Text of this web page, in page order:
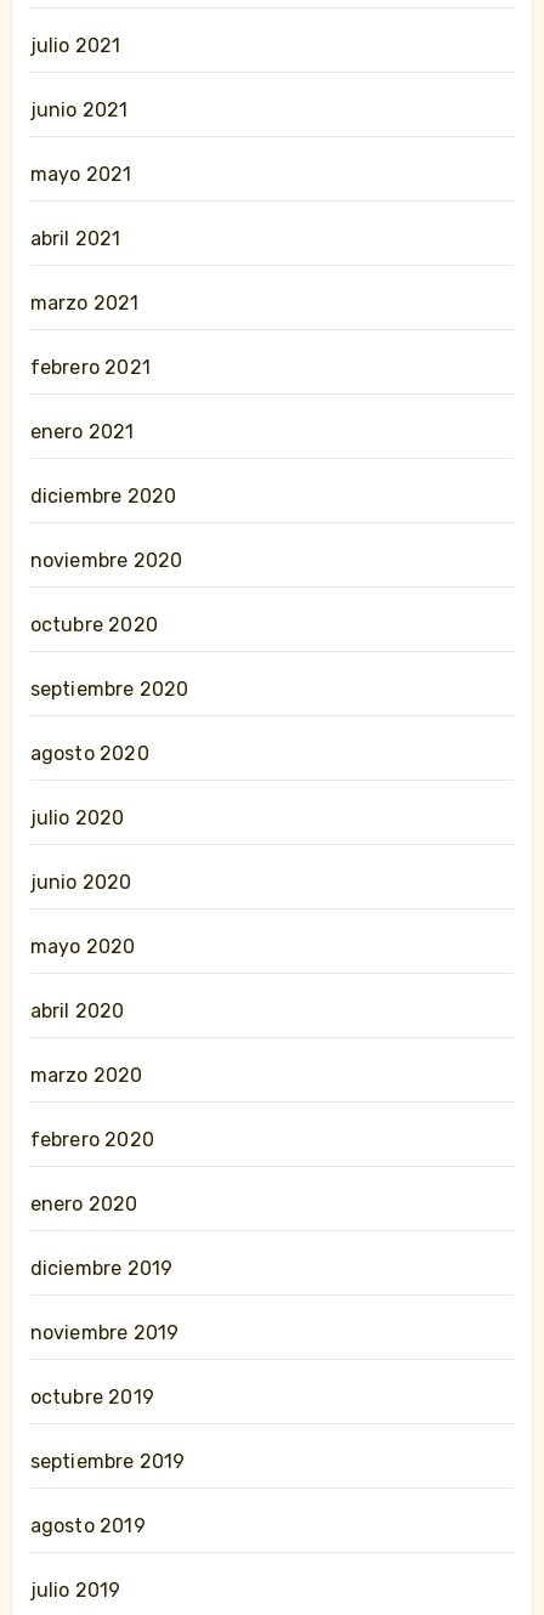
julio 2021
junio 2021
mayo 2021
abril 2021
marzo 2021
febrero 2021
enero 2021
diciembre 2020
noviembre 2020
octubre 2020
septiembre 2020
agosto 2020
julio 2020
junio 2020
mayo 2020
abril 2020
marzo 2020
febrero 2020
enero 2020
diciembre 2019
noviembre 2019
octubre 2019
septiembre 2019
agosto 2019
julio 2019